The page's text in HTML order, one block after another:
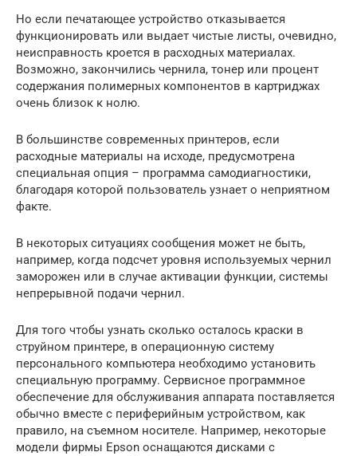
Но если печатающее устройство отказывается
функционировать или выдает чистые листы, очевидно,
неисправность кроется в расходных материалах.
Возможно, закончились чернила, тонер или процент
содержания полимерных компонентов в картриджах
очень близок к нолю.
В большинстве современных принтеров, если
расходные материалы на исходе, предусмотрена
специальная опция – программа самодиагностики,
благодаря которой пользователь узнает о неприятном
факте.
В некоторых ситуациях сообщения может не быть,
например, когда подсчет уровня используемых чернил
заморожен или в случае активации функции, системы
непрерывной подачи чернил.
Для того чтобы узнать сколько осталось краски в
струйном принтере, в операционную систему
персонального компьютера необходимо установить
специальную программу. Сервисное программное
обеспечение для обслуживания аппарата поставляется
обычно вместе с периферийным устройством, как
правило, на съемном носителе. Например, некоторые
модели фирмы Epson оснащаются дисками с